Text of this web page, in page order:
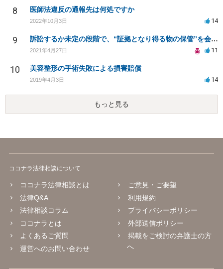
8 医師法違反の通報先は何処ですか
2022年10月3日 14
9 訴訟するか未定の段階で、“証拠となり得る物の保管”を会社に応じてもらえる方法は在りますか?
2021年4月27日 11
10 美容整形の手術失敗による損害賠償
2019年4月3日 14
もっと見る
ココナラ法律相談について
ココナラ法律相談とは
法律Q&A
法律相談コラム
ココナラとは
よくあるご質問
運営へのお問い合わせ
ご意見・ご要望
利用規約
プライバシーポリシー
外部送信ポリシー
掲載をご検討の弁護士の方
へ